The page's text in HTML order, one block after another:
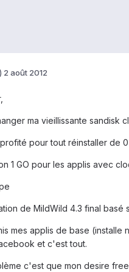
2 août 2012
ma vieillissante sandisk
pour tout réinstaller de 0
1 GO pour les applis avec
de MildWild 4.3 final basé
mes applis de base (installe
et c'est tout.
c'est que mon desire